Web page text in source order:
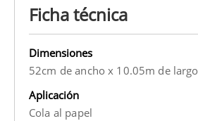
Ficha técnica
Dimensiones
52cm de ancho x 10.05m de largo
Aplicación
Cola al papel